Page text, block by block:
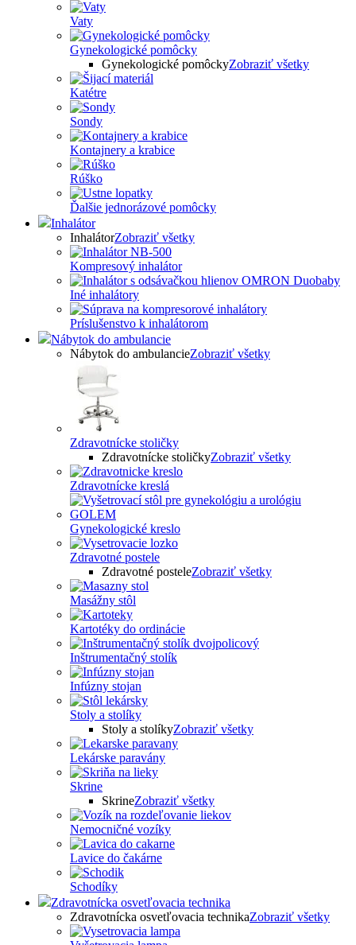
Vaty
Gynekologické pomôcky
Gynekologické pomôckyZobraziť všetky
Katétre
Sondy
Kontajnery a krabice
Rúško
Ďalšie jednorázové pomôcky
Inhalátor
InhalátorZobraziť všetky
Kompresový inhalátor
Iné inhalátory
Príslušenstvo k inhalátorom
Nábytok do ambulancie
Nábytok do ambulancieZobraziť všetky
Zdravotnícke stoličky
Zdravotnícke stoličkyZobraziť všetky
Zdravotnícke kreslá
Gynekologické kreslo
Zdravotné postele
Zdravotné posteleZobraziť všetky
Masážny stôl
Kartotéky do ordinácie
Inštrumentačný stolík
Infúzny stojan
Stoly a stolíky
Stoly a stolíkyZobraziť všetky
Lekárske paravány
Skrine
SkrineZobraziť všetky
Nemocničné vozíky
Lavice do čakárne
Schodíky
Zdravotnícka osvetľovacia technika
Zdravotnícka osvetľovacia technikaZobraziť všetky